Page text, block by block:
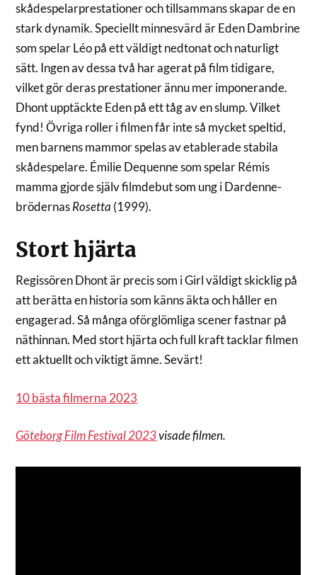
skådespelarprestationer och tillsammans skapar de en
stark dynamik. Speciellt minnesvärd är Eden Dambrine
som spelar Léo på ett väldigt nedtonat och naturligt
sätt. Ingen av dessa två har agerat på film tidigare,
vilket gör deras prestationer ännu mer imponerande.
Dhont upptäckte Eden på ett tåg av en slump. Vilket
fynd! Övriga roller i filmen får inte så mycket speltid,
men barnens mammor spelas av etablerade stabila
skådespelare. Émilie Dequenne som spelar Rémis
mamma gjorde själv filmdebut som ung i Dardenne-
brödernasRosetta (1999).
Stort hjärta
Regissören Dhont är precis som i Girl väldigt skicklig på
att berätta en historia som känns äkta och håller en
engagerad. Så många oförglömliga scener fastnar på
näthinnan. Med stort hjärta och full kraft tacklar filmen
ett aktuellt och viktigt ämne. Sevärt!
10 bästa filmerna 2023
Göteborg Film Festival 2023visade filmen.